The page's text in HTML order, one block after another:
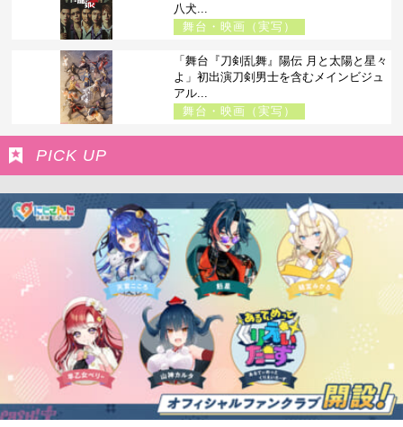
八犬...
舞台・映画（実写）
「舞台『刀剣乱舞』陽伝 月と太陽と星々
よ」初出演刀剣男士を含むメインビジュ
アル...
舞台・映画（実写）
PICK UP